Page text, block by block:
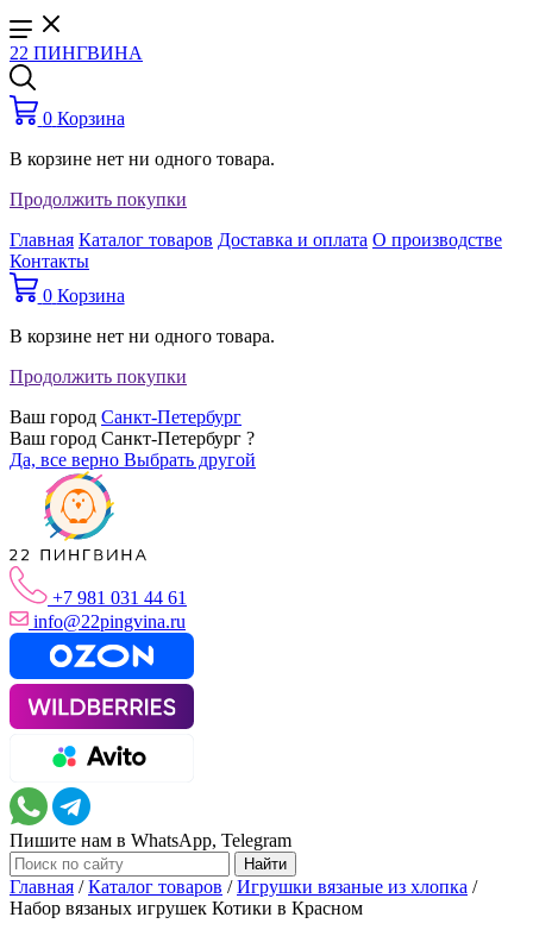
22 ПИНГВИНА
0 Корзина
В корзине нет ни одного товара.
Продолжить покупки
Главная Каталог товаров Доставка и оплата О производстве
Контакты
0 Корзина
В корзине нет ни одного товара.
Продолжить покупки
Ваш город Санкт-Петербург
Ваш город Санкт-Петербург ?
Да, все верно Выбрать другой
+7 981 031 44 61
info@22pingvina.ru
Пишите нам в WhatsApp, Telegram
Главная /Каталог товаров /Игрушки вязаные из хлопка /
Набор вязаных игрушек Котики в Красном